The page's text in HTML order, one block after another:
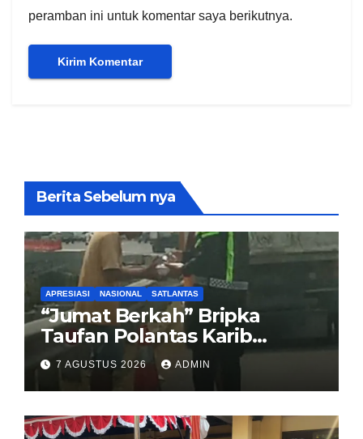
peramban ini untuk komentar saya berikutnya.
Berita Sebelum nya
APRESIASI NASIONAL SATLANTAS
“Jumat Berkah” Bripka
Taufan Polantas Karib
Bagikan Nasi Kotak untuk
Sopir Truk yang Mogok di KM
00 Pondok Aren
7 AGUSTUS 2026 ADMIN